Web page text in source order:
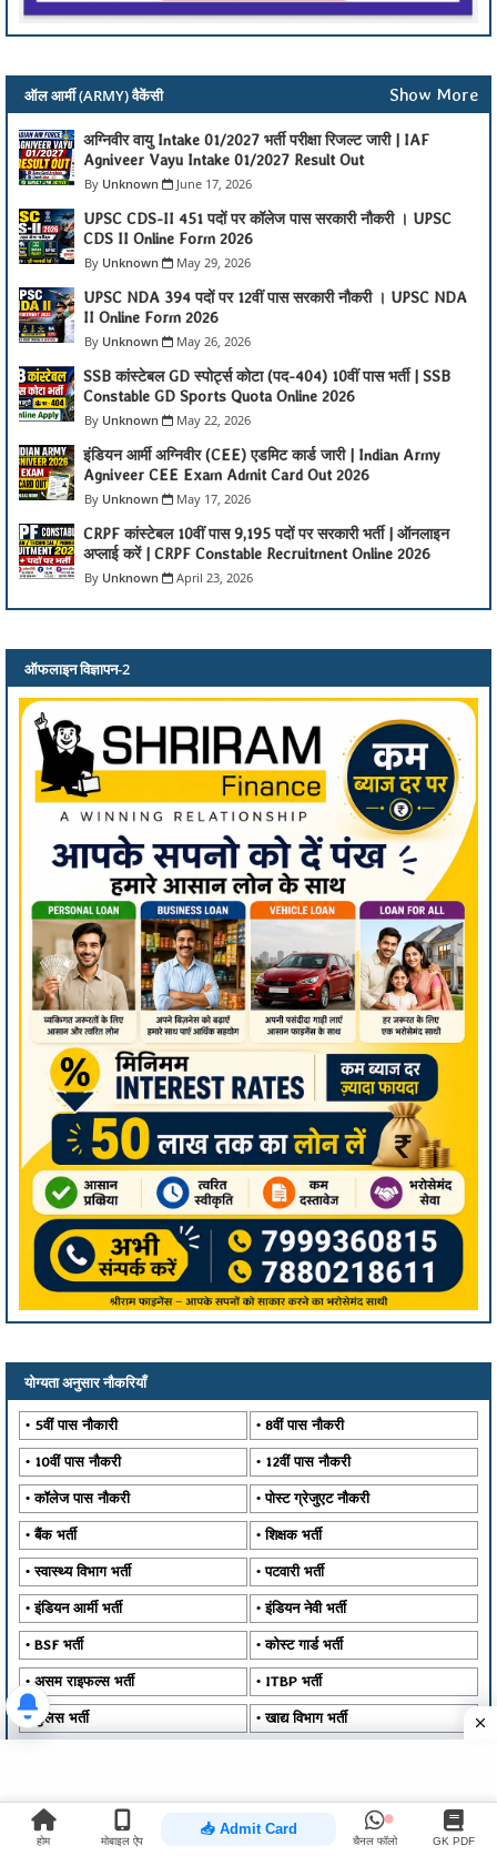
ऑल आर्मी (ARMY) वैकेंसी Show More
अग्निवीर वायु Intake 01/2027 भर्ती परीक्षा रिजल्ट जारी | IAF
Agniveer Vayu Intake 01/2027 Result Out
Unknown June 17, 2026
UPSC CDS-II 451 पदों पर कॉलेज पास सरकारी नौकरी । UPSC
CDS II Online Form 2026
Unknown May 29, 2026
UPSC NDA 394 पदों पर 12वीं पास सरकारी नौकरी । UPSC NDA
II Online Form 2026
Unknown May 26, 2026
SSB कांस्टेबल GD स्पोर्ट्स कोटा (पद-404) 10वीं पास भर्ती | SSB
Constable GD Sports Quota Online 2026
Unknown May 22, 2026
इंडियन आर्मी अग्निवीर (CEE) एडमिट कार्ड जारी | Indian Army
Agniveer CEE Exam Admit Card Out 2026
Unknown May 17, 2026
CRPF कांस्टेबल 10वीं पास 9,195 पदों पर सरकारी भर्ती | ऑनलाइन
अप्लाई करें | CRPF Constable Recruitment Online 2026
Unknown April 23, 2026
ऑफलाइन विज्ञापन-2
योग्यता अनुसार नौकरियाँ
5वीं पास नौकारी 8वीं पास नौकरी
10वीं पास नौकरी 12वीं पास नौकरी
कॉलेज पास नौकरी पोस्ट ग्रेजुएट नौकरी
बैंक भर्ती शिक्षक भर्ती
स्वास्थ्य विभाग भर्ती पटवारी भर्ती
इंडियन आर्मी भर्ती इंडियन नेवी भर्ती
BSF भर्ती कोस्ट गार्ड भर्ती
असम राइफल्स भर्ती ITBP भर्ती
पुलिस भर्ती खाद्य विभाग भर्ती
चौकीदार भर्ती सफाई कर्मचारी भर्ती
होम मोबाइल ऐप
🔥 GK PDF
चैनल फॉलो GK PDF